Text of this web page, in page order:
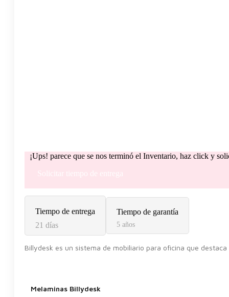
¡Ups! parece que se nos terminó el Inventario, haz click y
Solicitar tiempo de entrega
Tiempo de entrega
21 días
Tiempo de garantía
5 años
Billydesk es un sistema de mobiliario para oficina que
Melaminas Billydesk